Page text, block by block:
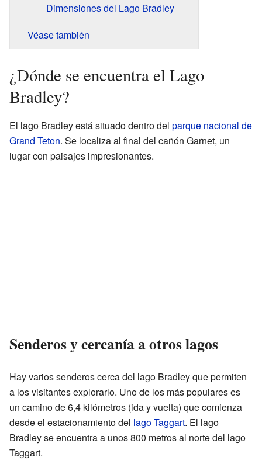
Dimensiones del Lago Bradley
Véase también
¿Dónde se encuentra el Lago
Bradley?
El lago Bradley está situado dentro del parque nacional de
Grand Teton. Se localiza al final del cañón Garnet, un
lugar con paisajes impresionantes.
Senderos y cercanía a otros lagos
Hay varios senderos cerca del lago Bradley que permiten
a los visitantes explorarlo. Uno de los más populares es
un camino de 6,4 kilómetros (ida y vuelta) que comienza
desde el estacionamiento del lago Taggart. El lago
Bradley se encuentra a unos 800 metros al norte del lago
Taggart.